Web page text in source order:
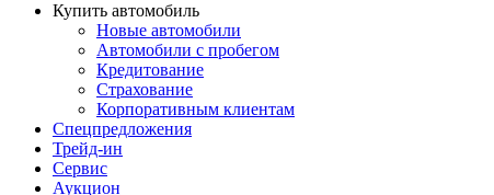
Купить автомобиль
Новые автомобили
Автомобили с пробегом
Кредитование
Страхование
Корпоративным клиентам
Спецпредложения
Трейд-ин
Сервис
Аукцион